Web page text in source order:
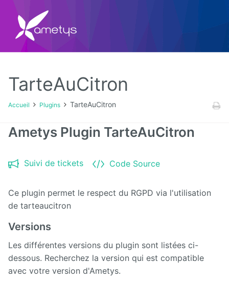
Plugins
Bluemind
BPM
CaptchEtat
TarteAuCitron
Accueil Plugins TarteAuCitron
Ametys Plugin TarteAuCitron
Suivi de tickets Code Source
Ce plugin permet le respect du RGPD via l'utilisation
de tarteaucitron
Versions
Les différentes versions du plugin sont listées ci-
dessous. Recherchez la version qui est compatible
avec votre version d'Ametys.